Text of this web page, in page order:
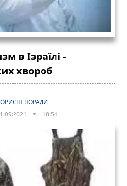
в Ізраїлі -
хвороб
ПОРАДИ
18:54